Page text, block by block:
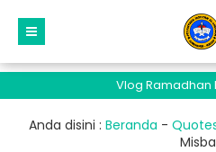
Vlog Ramadhan
Anda disini : Beranda -